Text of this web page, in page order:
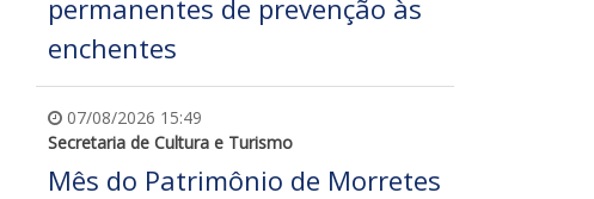
permanentes de prevenção às
enchentes
07/08/2026 15:49
Secretaria de Cultura e Turismo
Mês do Patrimônio de Morretes